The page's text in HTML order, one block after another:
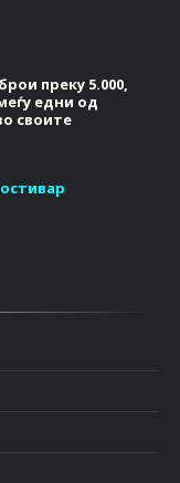
преку 5.000,
едни од
своите